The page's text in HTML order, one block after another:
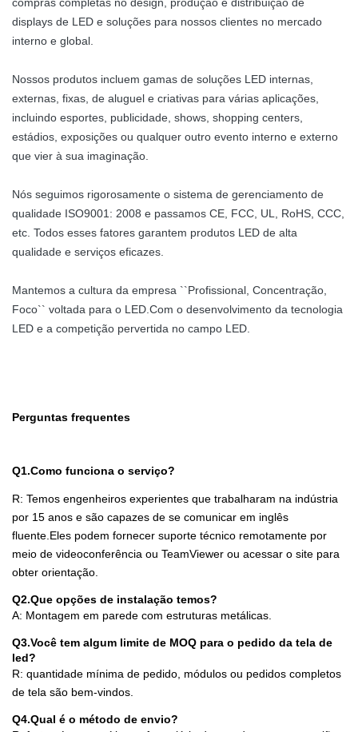
displays de LED e soluções para nossos clientes no mercado
interno e global.
Nossos produtos incluem gamas de soluções LED internas,
externas, fixas, de aluguel e criativas para várias aplicações,
incluindo esportes, publicidade, shows, shopping centers,
estádios, exposições ou qualquer outro evento interno e externo
que vier à sua imaginação.
Nós seguimos rigorosamente o sistema de gerenciamento de
qualidade ISO9001: 2008 e passamos CE, FCC, UL, RoHS, CCC,
etc. Todos esses fatores garantem produtos LED de alta
qualidade e serviços eficazes.
Mantemos a cultura da empresa ``Profissional, Concentração,
Foco`` voltada para o LED.Com o desenvolvimento da tecnologia
LED e a competição pervertida no campo LED.
Perguntas frequentes
Q1.Como funciona o serviço?
R: Temos engenheiros experientes que trabalharam na indústria
por 15 anos e são capazes de se comunicar em inglês
fluente.Eles podem fornecer suporte técnico remotamente por
meio de videoconferência ou TeamViewer ou acessar o site para
obter orientação.
Q2.Que opções de instalação temos?
A: Montagem em parede com estruturas metálicas.
Q3.Você tem algum limite de MOQ para o pedido da tela de
led?
R: quantidade mínima de pedido, módulos ou pedidos completos
de tela são bem-vindos.
Q4.Qual é o método de envio?